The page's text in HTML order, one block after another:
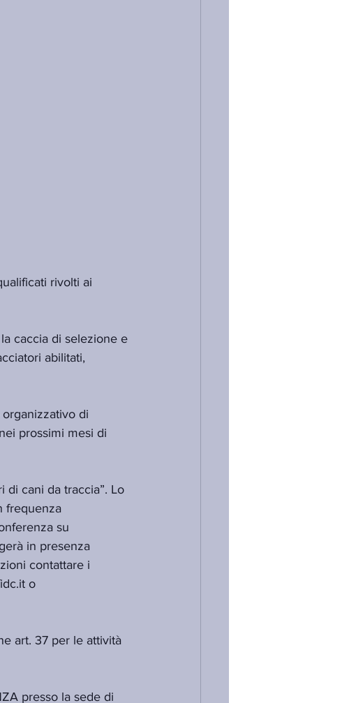
rivolti ai
caccia di selezione e
abilitati,
di
prossimi mesi di
di cani da traccia”. Lo
frequenza
su
in presenza
contattare i
o
art. 37 per le attività
presso la sede di